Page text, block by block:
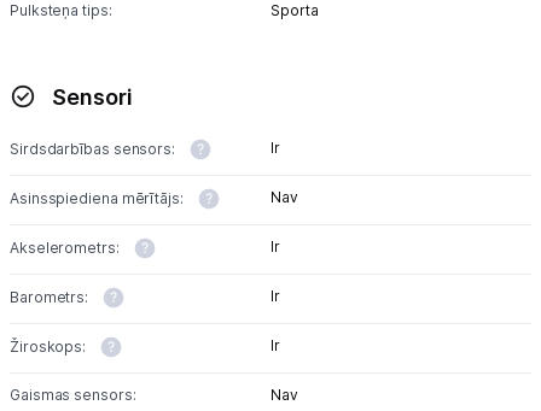
Blogs
Tehnikas izvešana
Uzņēmumiem
Pulksteņa tips: Sporta
Sensori
Sirdsdarbības sensors: Ir
Asinsspiediena mērītājs: Nav
Akselerometrs: Ir
Barometrs: Ir
Žiroskops: Ir
Gaismas sensors: Nav